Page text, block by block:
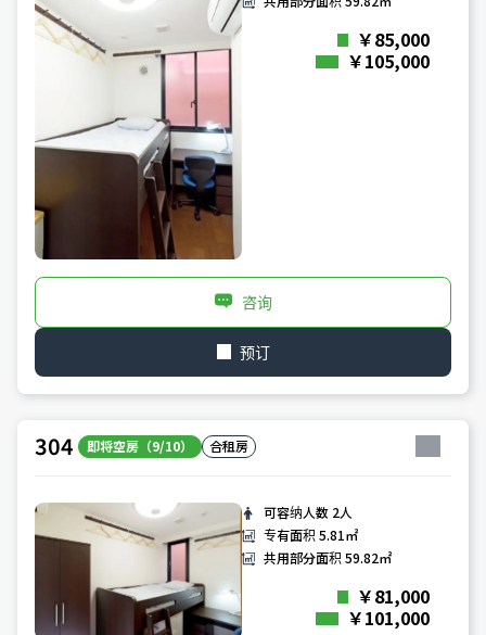
￥85,000
￥105,000
咨询
预订
304 即将空房（9/10） 合租房
可容纳人数 2人
专有面积5.81㎡
共用部分面积59.82㎡
￥81,000
￥101,000